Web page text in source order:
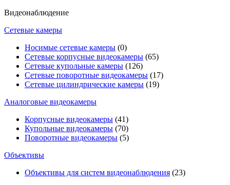
Видеонаблюдение
Сетевые камеры
Носимые сетевые камеры (0)
Сетевые корпусные видеокамеры (65)
Сетевые купольные камеры (126)
Сетевые поворотные видеокамеры (17)
Сетевые цилиндрические камеры (19)
Аналоговые видеокамеры
Корпусные видеокамеры (41)
Купольные видеокамеры (70)
Поворотные видеокамеры (5)
Объективы
Объективы для систем видеонаблюдения (23)